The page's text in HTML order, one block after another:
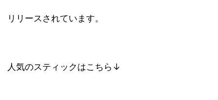
リリースされています。
人気のスティックはこちら↓